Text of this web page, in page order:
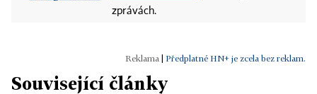
zprávách.
Předplatné HN+ je zcela bez reklam.
Související články